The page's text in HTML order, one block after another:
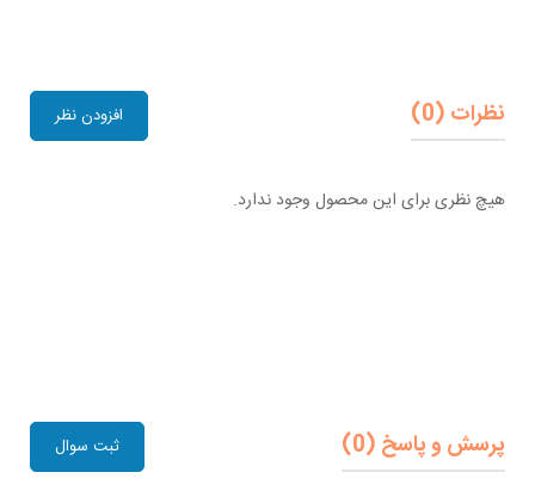
نظرات (0) افزودن نظر
هیچ نظری برای این محصول وجود ندارد.
پرسش و پاسخ (0) ثبت سوال